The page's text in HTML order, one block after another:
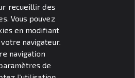
recueillir des
Vous pouvez
en modifiant
navigateur.
navigation
de
Lighting sp. z o.o.
juridiques
de confidentialité